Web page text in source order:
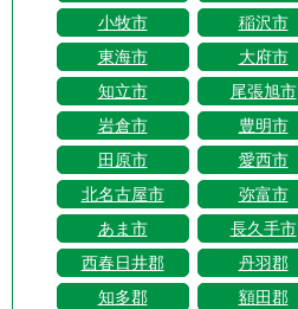
小牧市
稲沢市
東海市
大府市
知立市
尾張旭市
岩倉市
豊明市
田原市
愛西市
北名古屋市
弥富市
あま市
長久手市
西春日井郡
丹羽郡
知多郡
額田郡